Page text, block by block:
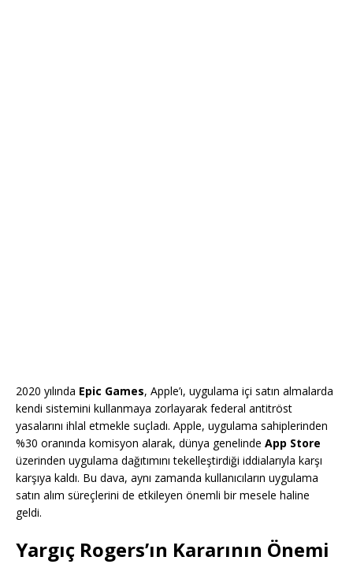
2020 yılında Epic Games, Apple’ı, uygulama içi satın almalarda
kendi sistemini kullanmaya zorlayarak federal antitröst
yasalarını ihlal etmekle suçladı. Apple, uygulama sahiplerinden
%30 oranında komisyon alarak, dünya genelinde App Store
üzerinden uygulama dağıtımını tekelleştirdiği iddialarıyla karşı
karşıya kaldı. Bu dava, aynı zamanda kullanıcıların uygulama
satın alım süreçlerini de etkileyen önemli bir mesele haline
geldi.
Yargıç Rogers’ın Kararının Önemi